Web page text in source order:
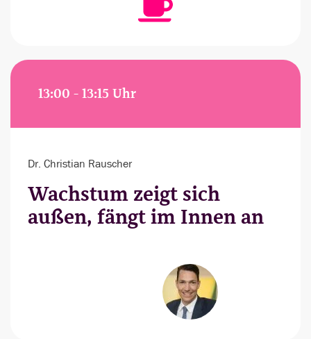
13:00 - 13:15 Uhr
Dr. Christian Rauscher
Wachstum zeigt sich
außen, fängt im Innen an